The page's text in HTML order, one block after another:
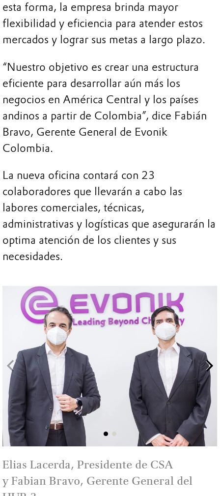
esta forma, la empresa brinda mayor
flexibilidad y eficiencia para atender estos
mercados y lograr sus metas a largo plazo.
“Nuestro objetivo es crear una estructura
eficiente para desarrollar aún más los
negocios en América Central y los países
andinos a partir de Colombia”, dice Fabián
Bravo, Gerente General de Evonik
Colombia.
La nueva oficina contará con 23
colaboradores que llevarán a cabo las
labores comerciales, técnicas,
administrativas y logísticas que asegurarán la
optima atención de los clientes y sus
necesidades.
Elias Lacerda, Presidente de CSA
y Fabian Bravo, Gerente General del